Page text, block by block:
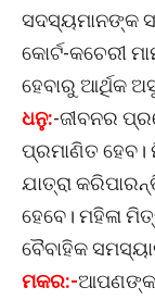
ସଦସ୍ୟମାନଙ୍କ
କୋର୍ଟ-କଚେରୀ
ହେବାରୁ ଆର୍ଥିକ
ଧନୁ:-ଜୀବନର
ପ୍ରମାଣିତ ହେବ।
ଯାତ୍ରା
ହେବେ। ମହିଳା
ବୈବାହିକ
ମକର:-ଆପଣଙ୍କ